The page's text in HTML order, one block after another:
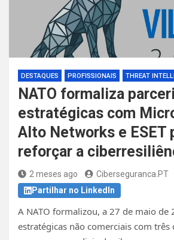
DESTAQUES PROFISSIONAIS THREAT
NATO formaliza
estratégicas com
Alto Networks e ESET
reforçar a
2 meses ago
Ciberseguranca.PT
Partilhar no LinkedIn
A NATO formalizou, a 27 de maio de
estratégicas não comerciais com três